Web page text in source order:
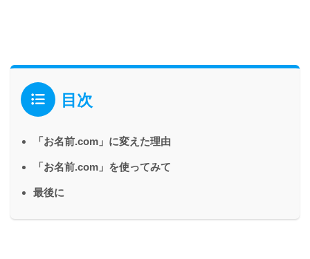
目次
「お名前.com」に変えた理由
「お名前.com」を使ってみて
最後に